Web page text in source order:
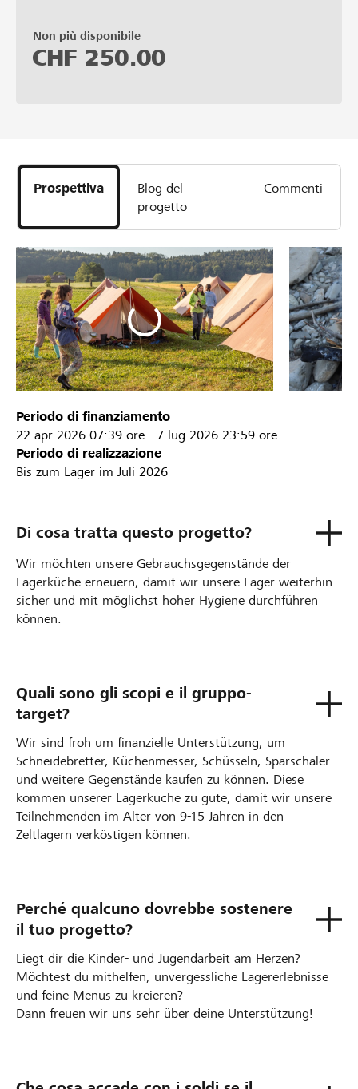
Non più disponibile
CHF 250.00
Prospettiva
Blog del
progetto
Commenti
Periodo di finanziamento
22 apr 2026 07:39 ore - 7 lug 2026 23:59 ore
Periodo di realizzazione
Bis zum Lager im Juli 2026
Di cosa tratta questo progetto?
Wir möchten unsere Gebrauchsgegenstände der
Lagerküche erneuern, damit wir unsere Lager weiterhin
sicher und mit möglichst hoher Hygiene durchführen
können.
Quali sono gli scopi e il gruppo-
target?
Wir sind froh um finanzielle Unterstützung, um
Schneidebretter, Küchenmesser, Schüsseln, Sparschäler
und weitere Gegenstände kaufen zu können. Diese
kommen unserer Lagerküche zu gute, damit wir unsere
Teilnehmenden im Alter von 9-15 Jahren in den
Zeltlagern verköstigen können.
Perché qualcuno dovrebbe sostenere
il tuo progetto?
Liegt dir die Kinder- und Jugendarbeit am Herzen?
Möchtest du mithelfen, unvergessliche Lagererlebnisse
und feine Menus zu kreieren?
Dann freuen wir uns sehr über deine Unterstützung!